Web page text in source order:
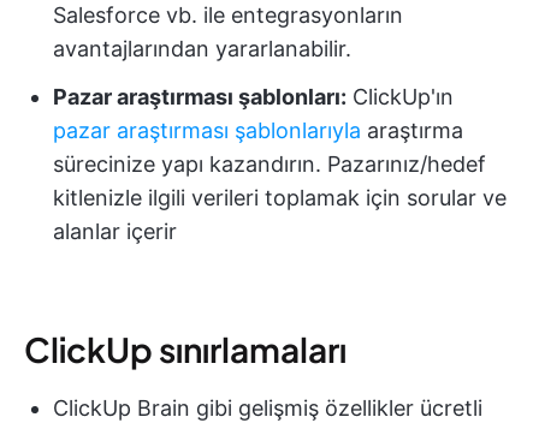
Salesforce vb. ile entegrasyonların
avantajlarından yararlanabilir.
Pazar araştırması şablonları: ClickUp'ın
pazar araştırması şablonlarıyla araştırma
sürecinize yapı kazandırın. Pazarınız/hedef
kitlenizle ilgili verileri toplamak için sorular ve
alanlar içerir
ClickUp sınırlamaları
ClickUp Brain gibi gelişmiş özellikler ücretli